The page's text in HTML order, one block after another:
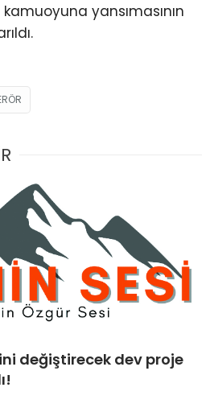
kamuoyuna yansımasının
değiştirecek dev proje